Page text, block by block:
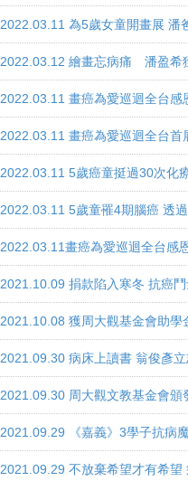
2022.03.11 為5歲女童開畫展 潘
2022.03.12 繪畫忘病痛 潘盈希
2022.03.11 畫癌為愛巡迴全台
2022.03.11 畫癌為愛巡迴全台
2022.03.11 5歲癌童挺過30次化
2022.03.11 5歲童罹4期腦癌 透
2022.03.11畫癌為愛巡迴全台感
2021.10.09 捐款陷入寒冬 抗癌
2021.10.08 獲周大觀基金會助
2021.09.30 病床上讀書 翁俊彥
2021.09.30 周大觀文教基金會
2021.09.29 《嘉義》3學子抗病
2021.09.29 不放棄希望才有希